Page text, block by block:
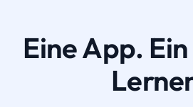
Eine App.